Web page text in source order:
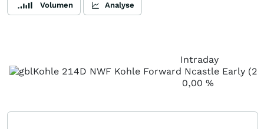
Volumen Analyse
Intraday
0,00 %